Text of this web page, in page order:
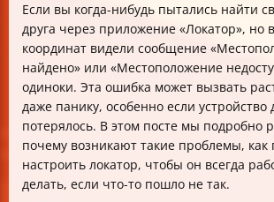
5. Как включить «Поделиться моим
местоположением» и точное
друзей?
6. Особенности настройки локатора
улучшения работы
7. Что делать, если «Локатор» не
показывает местоположение?
8. Как управлять геолокацией и
Итог: как настроить локатор iPhone,
ошибки «Местоположение не найдено»
Если вы когда-нибудь пытались найти
друга через приложение «Локатор», но
координат видели сообщение
найдено» или «Местоположение
одиноки. Эта ошибка может вызвать
даже панику, особенно если устройство
потерялось. В этом посте мы подробно
почему возникают такие проблемы, как
настроить локатор, чтобы он всегда
делать, если что-то пошло не так.